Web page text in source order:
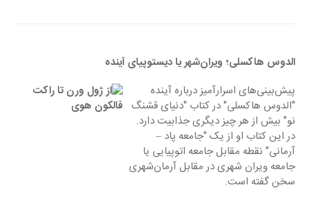
الدوس هاکسلی؛ ویران‌شهر یا دیستوپیای آینده
پیش‌بینی‌های اسرارآمیز درباره آینده
"الدوس هاکسلی" در کتاب "دنیای قشنگ
نو" بیش از هر چیز دیگری جذابیت دارد.
در این کتاب او از یک "جامعه پاد –
آرمانی" نقطه مقابل جامعه اتوپیایی یا
جامعه ویران شهری در مقابل آرمان‌شهری
سخن گفته است.